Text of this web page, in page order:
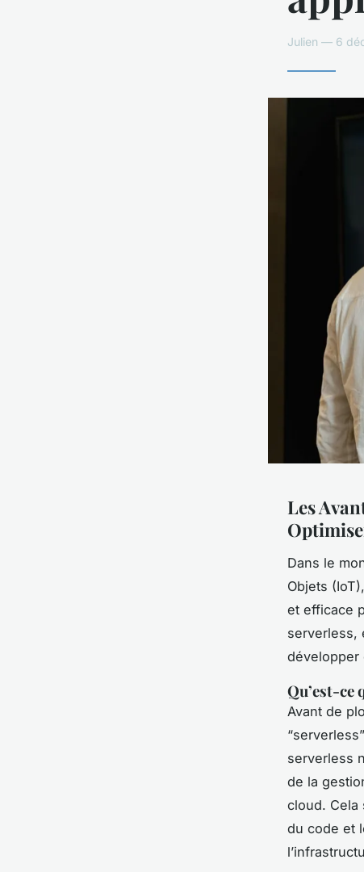
Julien — 6
Les
Dans le
Objets
et efficace
serverless,
développer
Qu’est-ce
Avant de
serverless
de la
cloud. Cela
du code et